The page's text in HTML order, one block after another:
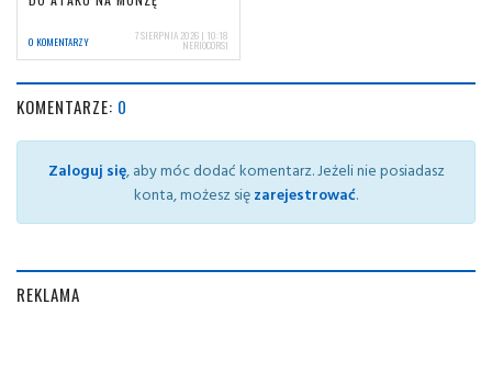
0 KOMENTARZY 7 SIERPNIA 2026 | 10:18
NERIOCORSI
KOMENTARZE: 0
Zaloguj się, aby móc dodać komentarz. Jeżeli nie posiadasz
konta, możesz sięzarejestrować.
REKLAMA